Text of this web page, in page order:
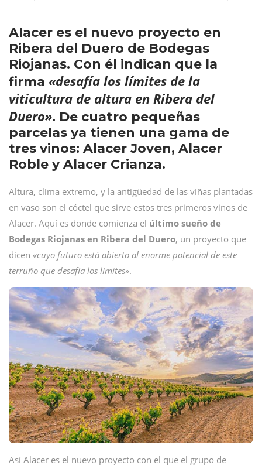
Alacer es el nuevo proyecto en
Ribera del Duero de Bodegas
Riojanas. Con él indican que la
firma «desafía los límites de la
viticultura de altura en Ribera del
Duero». De cuatro pequeñas
parcelas ya tienen una gama de
tres vinos: Alacer Joven, Alacer
Roble y Alacer Crianza.
Altura, clima extremo, y la antigüedad de las viñas plantadas
en vaso son el cóctel que sirve estos tres primeros vinos de
Alacer. Aquí es donde comienza el último sueño de
Bodegas Riojanas en Ribera del Duero, un proyecto que
dicen «cuyo futuro está abierto al enorme potencial de este
terruño que desafía los límites».
Así Alacer es el nuevo proyecto con el que el grupo de